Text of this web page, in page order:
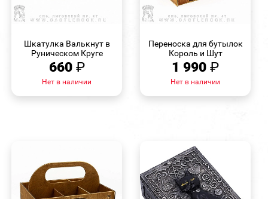
Шкатулка Валькнут в
Руническом Круге
660 ₽
Нет в наличии
Переноска для бутылок
Король и Шут
1 990 ₽
Нет в наличии